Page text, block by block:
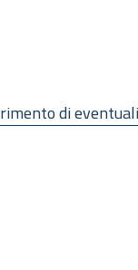
di